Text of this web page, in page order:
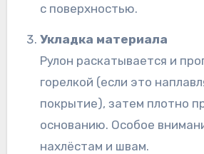
с поверхностью.
Укладка материала
Рулон раскатывается и
горелкой (если это
покрытие), затем плотно
основанию. Особое
нахлёстам и швам.